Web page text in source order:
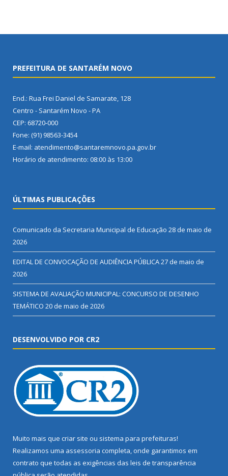
PREFEITURA DE SANTARÉM NOVO
End.: Rua Frei Daniel de Samarate, 128
Centro - Santarém Novo - PA
CEP: 68720-000
Fone: (91) 98563-3454
E-mail: atendimento@santaremnovo.pa.gov.br
Horário de atendimento: 08:00 às 13:00
ÚLTIMAS PUBLICAÇÕES
Comunicado da Secretaria Municipal de Educação 28 de maio de
2026
EDITAL DE CONVOCAÇÃO DE AUDIÊNCIA PÚBLICA27 de maio de
2026
SISTEMA DE AVALIAÇÃO MUNICIPAL: CONCURSO DE DESENHO
TEMÁTICO 20 de maio de 2026
DESENVOLVIDO POR CR2
Muito mais que criar site ou sistema para prefeituras!
Realizamos uma assessoria completa, onde garantimos em
contrato que todas as exigências das leis de transparência